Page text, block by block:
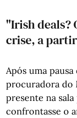
"Irish deals?
crise, a
Após uma
procuradora do
presente na
confrontasse o